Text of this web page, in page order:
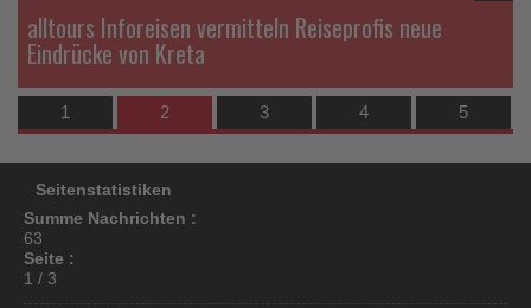
alltours Inforeisen vermitteln Reiseprofis neue
Eindrücke von Kreta
1 2 3 4 5
Seitenstatistiken
Summe Nachrichten :
63
Seite :
1 / 3